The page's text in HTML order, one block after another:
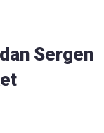
Sergen